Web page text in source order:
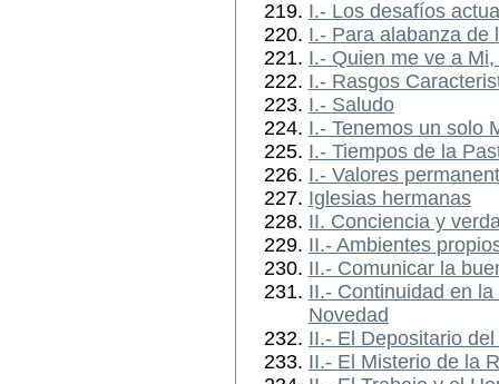
I.- Los desafíos
I.- Para alabanza de
I.- Quien me ve a
I.- Rasgos
I.- Saludo
I.- Tenemos un solo
I.- Tiempos de la
I.- Valores
Iglesias hermanas
II. Conciencia y
II.- Ambientes
II.- Comunicar la
II.- Continuidad en
Novedad
II.- El Depositario
II.- El Misterio de la